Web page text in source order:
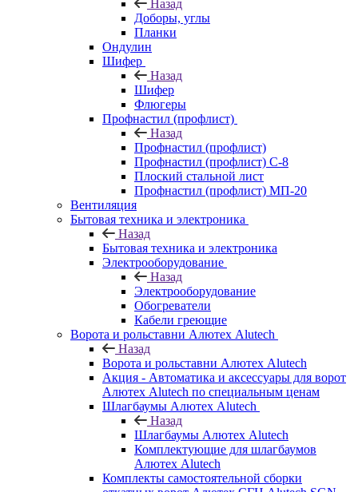
Назад
Доборы, углы
Планки
Ондулин
Шифер
Назад
Шифер
Флюгеры
Профнастил (профлист)
Назад
Профнастил (профлист)
Профнастил (профлист) С-8
Плоский стальной лист
Профнастил (профлист) МП-20
Вентиляция
Бытовая техника и электроника
Назад
Бытовая техника и электроника
Электрооборудование
Назад
Электрооборудование
Обогреватели
Кабели греющие
Ворота и рольставни Алютех Alutech
Назад
Ворота и рольставни Алютех Alutech
Акция - Автоматика и аксессуары для ворот
Алютех Alutech по специальным ценам
Шлагбаумы Алютех Alutech
Назад
Шлагбаумы Алютех Alutech
Комплектующие для шлагбаумов
Алютех Alutech
Комплекты самостоятельной сборки